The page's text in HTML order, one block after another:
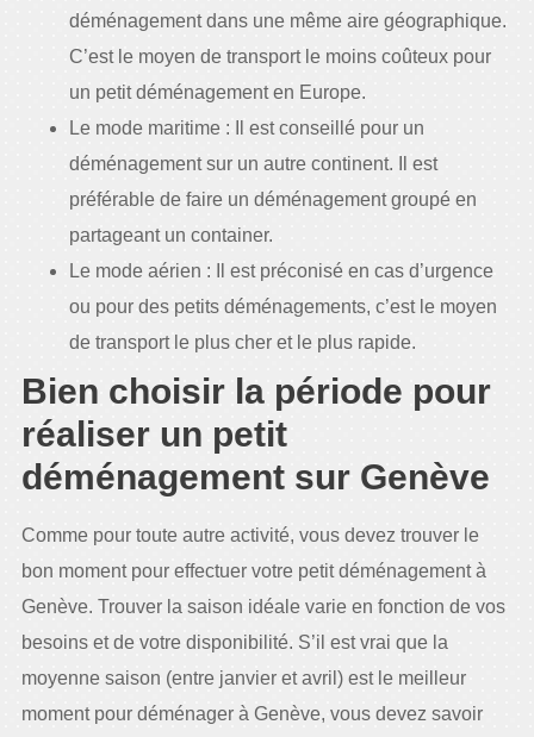
déménagement dans une même aire géographique.
C’est le moyen de transport le moins coûteux pour
un petit déménagement en Europe.
Le mode maritime : Il est conseillé pour un
déménagement sur un autre continent. Il est
préférable de faire un déménagement groupé en
partageant un container.
Le mode aérien : Il est préconisé en cas d’urgence
ou pour des petits déménagements, c’est le moyen
de transport le plus cher et le plus rapide.
Bien choisir la période pour
réaliser un petit
déménagement sur Genève
Comme pour toute autre activité, vous devez trouver le
bon moment pour effectuer votre petit déménagement à
Genève. Trouver la saison idéale varie en fonction de vos
besoins et de votre disponibilité. S’il est vrai que la
moyenne saison (entre janvier et avril) est le meilleur
moment pour déménager à Genève, vous devez savoir